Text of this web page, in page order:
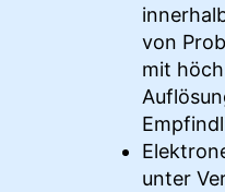
von
mit
unter